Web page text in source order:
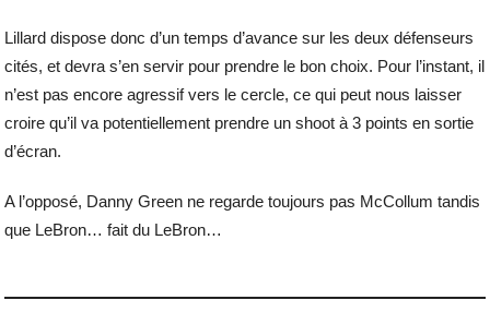
Lillard dispose donc d’un temps d’avance sur les deux défenseurs
cités, et devra s’en servir pour prendre le bon choix. Pour l’instant, il
n’est pas encore agressif vers le cercle, ce qui peut nous laisser
croire qu’il va potentiellement prendre un shoot à 3 points en sortie
d’écran.
A l’opposé, Danny Green ne regarde toujours pas McCollum tandis
que LeBron… fait du LeBron…